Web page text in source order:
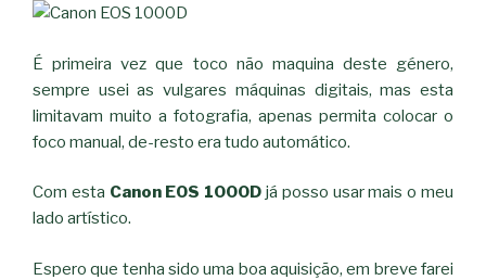
É primeira vez que toco não maquina deste género,
sempre usei as vulgares máquinas digitais, mas esta
limitavam muito a fotografia, apenas permita colocar o
foco manual, de-resto era tudo automático.
Com esta Canon EOS 1000D já posso usar mais o meu
lado artístico.
Espero que tenha sido uma boa aquisição, em breve farei